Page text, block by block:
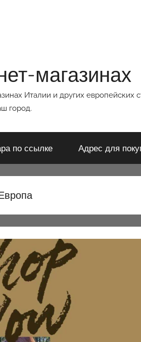
магазинах
Италии и других
город.
по ссылке Адрес для